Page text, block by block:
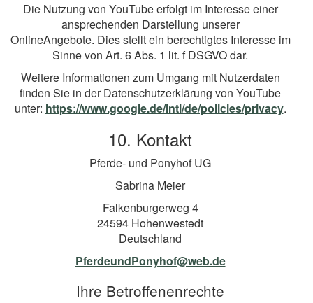
Die Nutzung von YouTube erfolgt im Interesse einer
ansprechenden Darstellung unserer
OnlineAngebote. Dies stellt ein berechtigtes Interesse im
Sinne von Art. 6 Abs. 1 lit. f DSGVO dar.
Weitere Informationen zum Umgang mit Nutzerdaten
finden Sie in der Datenschutzerklärung von YouTube
unter: https://www.google.de/intl/de/policies/privacy.
10. Kontakt
Pferde- und Ponyhof UG
Sabrina Meier
Falkenburgerweg 4
24594 Hohenwestedt
Deutschland
PferdeundPonyhof@web.de
Ihre Betroffenenrechte